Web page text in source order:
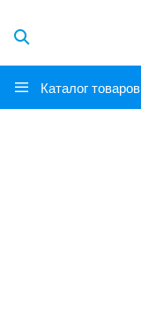
Каталог товаров